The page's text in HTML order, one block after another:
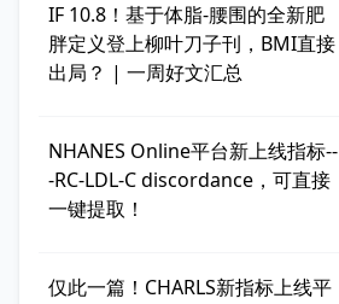
IF 10.8！基于体脂-腰围的全新肥
胖定义登上柳叶刀子刊，BMI直接
出局？ | 一周好文汇总
NHANES Online平台新上线指标--
-RC-LDL-C discordance，可直接
一键提取！
仅此一篇！CHARLS新指标上线平